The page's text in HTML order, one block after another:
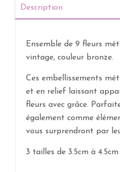
Description
Ensemble de 9 fleurs
vintage, couleur bronze.
Ces embellissements
et en relief laissant
fleurs avec grâce.
également comme
vous surprendront par
3 tailles de 3.5cm à